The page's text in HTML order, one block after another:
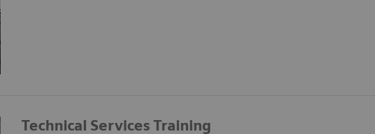
Technical Services Training